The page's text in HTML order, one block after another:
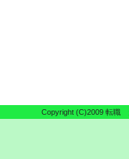
Copyright (C)2009 転職